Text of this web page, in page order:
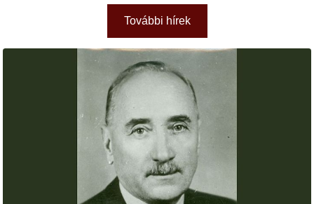
További hírek